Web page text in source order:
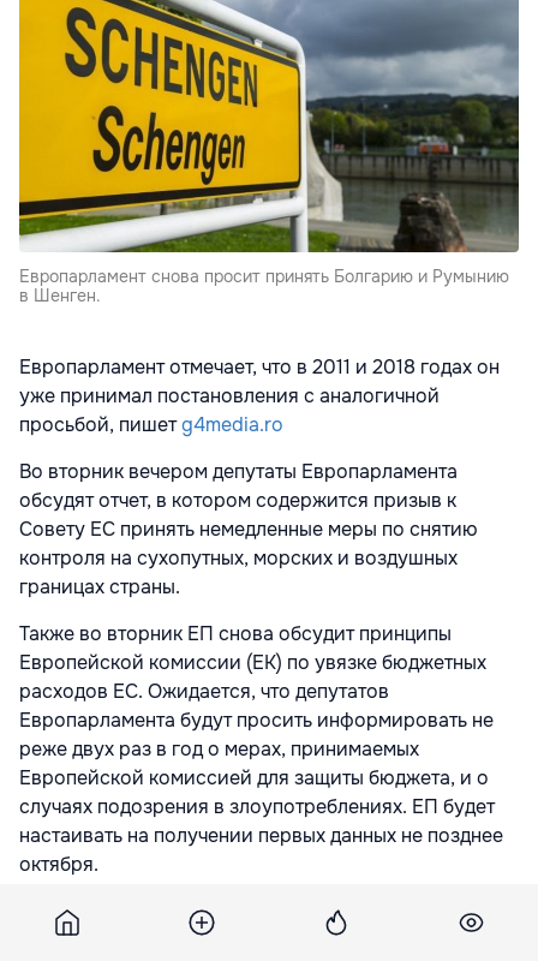
Европарламент снова просит принять Болгарию и Румынию
в Шенген.
Европарламент отмечает, что в 2011 и 2018 годах он
уже принимал постановления с аналогичной
просьбой, пишетg4media.ro
Во вторник вечером депутаты Европарламента
обсудят отчет, в котором содержится призыв к
Совету ЕС принять немедленные меры по снятию
контроля на сухопутных, морских и воздушных
границах страны.
Также во вторник ЕП снова обсудит принципы
Европейской комиссии (ЕК) по увязке бюджетных
расходов ЕС. Ожидается, что депутатов
Европарламента будут просить информировать не
реже двух раз в год о мерах, принимаемых
Европейской комиссией для защиты бюджета, и о
случаях подозрения в злоупотреблениях. ЕП будет
настаивать на получении первых данных не позднее
октября.
Также ожидается, что ЕП призовет к ужесточению
санкций против распространителей дезинформации,